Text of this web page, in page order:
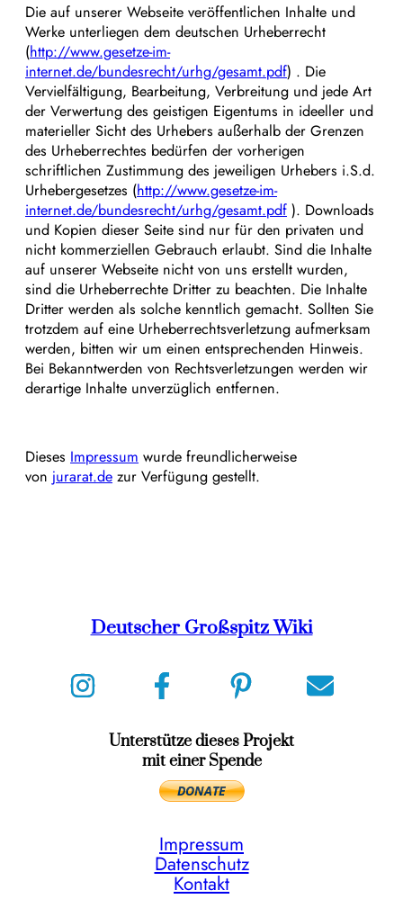
Die auf unserer Webseite veröffentlichen Inhalte und
Werke unterliegen dem deutschen Urheberrecht
(http://www.gesetze-im-
internet.de/bundesrecht/urhg/gesamt.pdf) . Die
Vervielfältigung, Bearbeitung, Verbreitung und jede Art
der Verwertung des geistigen Eigentums in ideeller und
materieller Sicht des Urhebers außerhalb der Grenzen
des Urheberrechtes bedürfen der vorherigen
schriftlichen Zustimmung des jeweiligen Urhebers i.S.d.
Urhebergesetzes (http://www.gesetze-im-
internet.de/bundesrecht/urhg/gesamt.pdf ). Downloads
und Kopien dieser Seite sind nur für den privaten und
nicht kommerziellen Gebrauch erlaubt. Sind die Inhalte
auf unserer Webseite nicht von uns erstellt wurden,
sind die Urheberrechte Dritter zu beachten. Die Inhalte
Dritter werden als solche kenntlich gemacht. Sollten Sie
trotzdem auf eine Urheberrechtsverletzung aufmerksam
werden, bitten wir um einen entsprechenden Hinweis.
Bei Bekanntwerden von Rechtsverletzungen werden wir
derartige Inhalte unverzüglich entfernen.
Dieses Impressum wurde freundlicherweise
von jurarat.de zur Verfügung gestellt.
Deutscher Großspitz Wiki
Unterstütze dieses Projekt
mit einer Spende
Impressum
Datenschutz
Kontakt